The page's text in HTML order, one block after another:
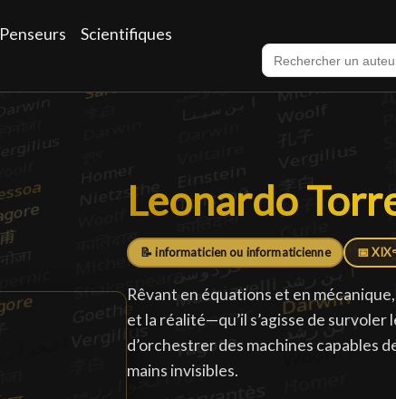
Penseurs Scientifiques
Leonardo
Leonardo
📝 informaticien ou informaticienne 📅
Rêvant en équations et en
et la réalité—qu’il s’agisse de
d’orchestrer des machines capables
mains invisibles.